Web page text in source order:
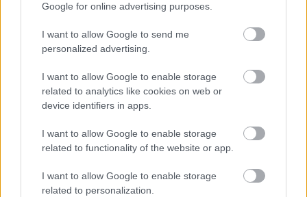
Google for online advertising purposes.
I want to allow Google to send me
personalized advertising.
I want to allow Google to enable storage
related to analytics like cookies on web or
device identifiers in apps.
I want to allow Google to enable storage
related to functionality of the website or app.
I want to allow Google to enable storage
related to personalization.